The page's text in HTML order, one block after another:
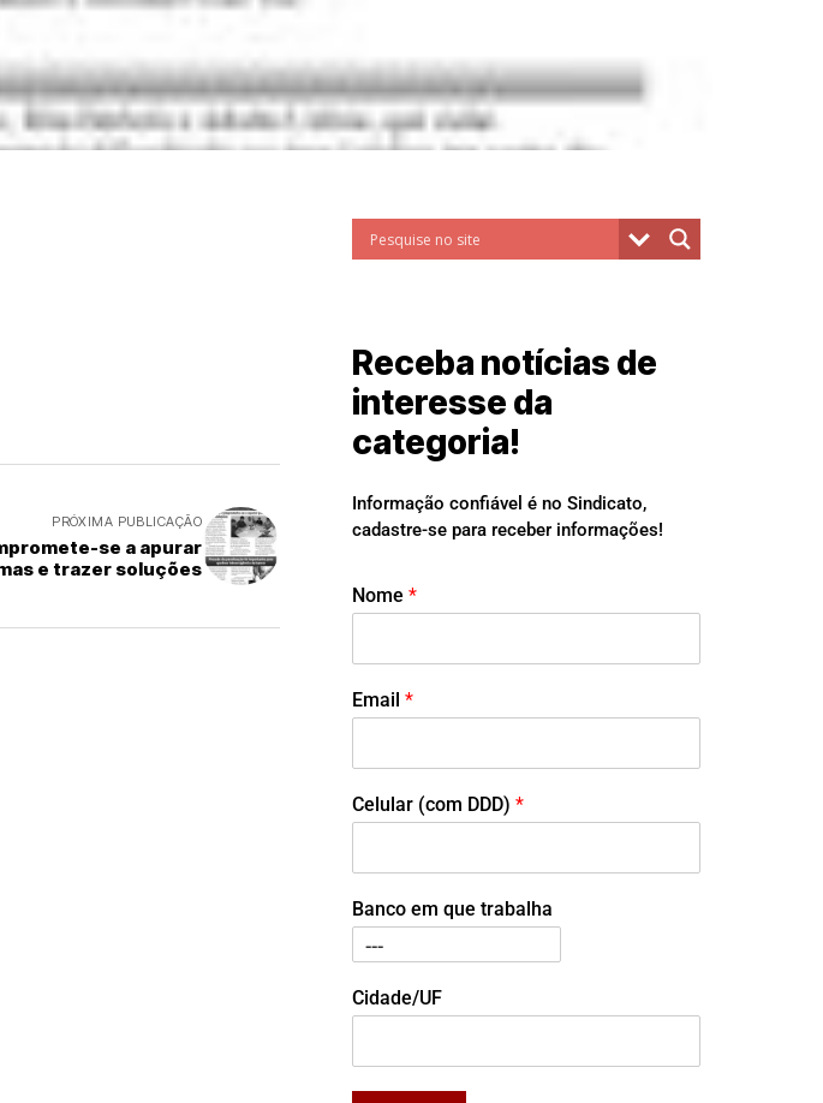
PRÓXIMA PUBLICAÇÃO
se a apurar
e trazer soluções
Receba notícias de
interesse da
categoria!
Informação confiável é no Sindicato,
cadastre-se para receber informações!
Nome *
Email *
Celular (com DDD) *
Banco em que trabalha
Cidade/UF